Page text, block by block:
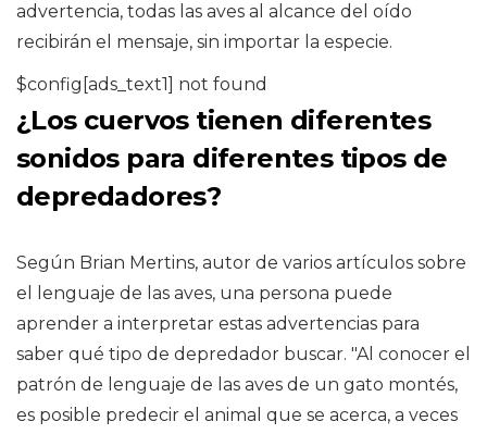
advertencia, todas las aves al alcance del oído
recibirán el mensaje, sin importar la especie.
$config[ads_text1] not found
¿Los cuervos tienen diferentes
sonidos para diferentes tipos de
depredadores?
Según Brian Mertins, autor de varios artículos sobre
el lenguaje de las aves, una persona puede
aprender a interpretar estas advertencias para
saber qué tipo de depredador buscar. "Al conocer el
patrón de lenguaje de las aves de un gato montés,
es posible predecir el animal que se acerca, a veces